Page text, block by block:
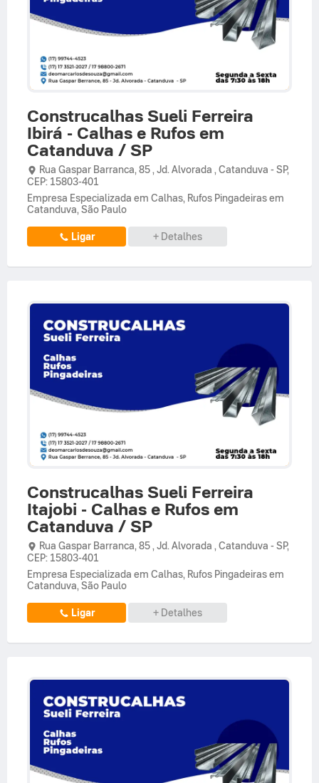
Construcalhas Sueli Ferreira
Ibirá - Calhas e Rufos em
Catanduva / SP
Rua Gaspar Barranca, 85 , Jd. Alvorada , Catanduva - SP,
CEP: 15803-401
Empresa Especializada em Calhas, Rufos Pingadeiras em
Catanduva, São Paulo
Ligar + Detalhes
Construcalhas Sueli Ferreira
Itajobi - Calhas e Rufos em
Catanduva / SP
Rua Gaspar Barranca, 85 , Jd. Alvorada , Catanduva - SP,
CEP: 15803-401
Empresa Especializada em Calhas, Rufos Pingadeiras em
Catanduva, São Paulo
Ligar + Detalhes